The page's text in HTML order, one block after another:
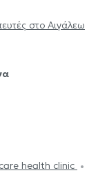
στο Αιγάλεω
health clinic